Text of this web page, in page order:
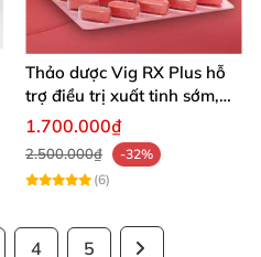
Thảo dược Vig RX Plus hỗ
trợ điều trị xuất tinh sớm,
tăng cường sinh lý nam
1.700.000₫
2.500.000₫
-32%
(6)
4 5